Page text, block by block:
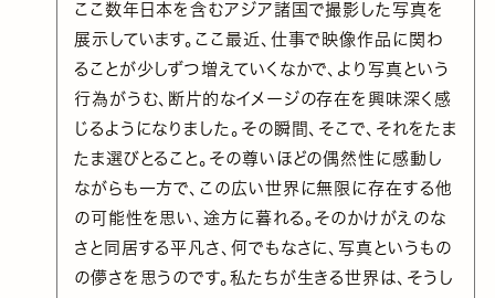
ここ数年日本を含むアジア諸国で撮影した写真を
展示しています。ここ最近、仕事で映像作品に関わ
ることが少しずつ増えていくなかで、より写真という
行為がうむ、断片的なイメージの存在を興味深く感
じるようになりました。その瞬間、そこで、それをたま
たま選びとること。その尊いほどの偶然性に感動し
ながらも一方で、この広い世界に無限に存在する他
の可能性を思い、途方に暮れる。そのかけがえのな
さと同居する平凡さ、何でもなさに、写真というもの
の儚さを思うのです。私たちが生きる世界は、そうし